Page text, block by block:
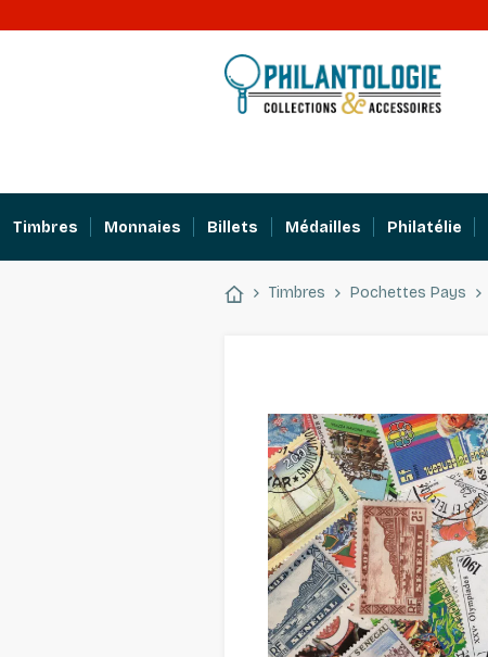
Timbres Monnaies Billets Médailles Philatélie
Timbres Pochettes Pays